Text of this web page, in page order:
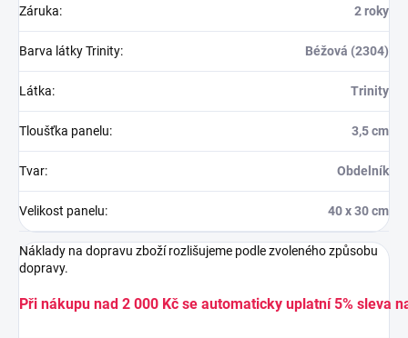
Záruka: 2 roky
Barva látky Trinity: Béžová (2304)
Látka: Trinity
Tloušťka panelu: 3,5 cm
Tvar: Obdelník
Velikost panelu: 40 x 30 cm
Náklady na dopravu zboží rozlišujeme podle zvoleného způsobu
dopravy.
Při nákupu nad 2 000 Kč se automaticky uplatní 5% sleva